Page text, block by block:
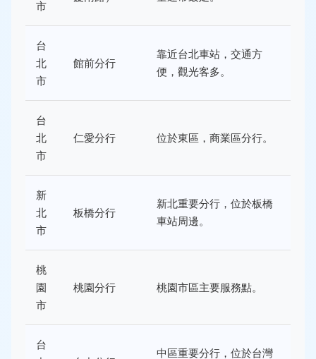
市
台
北
市
館前分行
靠近台北車站，交通方
便，觀光客多。
台
北
市
仁愛分行 位於東區，商業區分行。
新
北
市
板橋分行
新北重要分行，位於板橋
車站周邊。
桃
園
市
桃園分行 桃園市區主要服務點。
台
中區重要分行，位於台灣